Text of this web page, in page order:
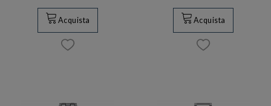
Acquista Acquista